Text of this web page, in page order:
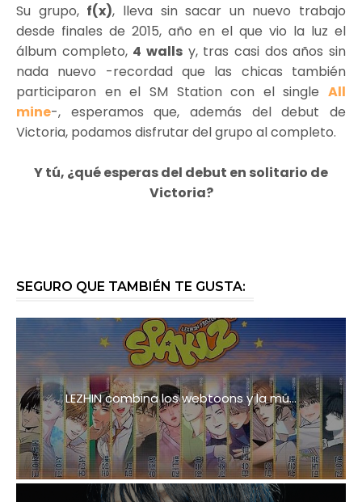
Su grupo, f(x), lleva sin sacar un nuevo trabajo
desde finales de 2015, año en el que vio la luz el
álbum completo, 4 walls y, tras casi dos años sin
nada nuevo -recordad que las chicas también
participaron en el SM Station con el single All
mine-, esperamos que, además del debut de
Victoria, podamos disfrutar del grupo al completo.
Y tú, ¿qué esperas del debut en solitario de
Victoria?
SEGURO QUE TAMBIÉN TE GUSTA:
LEZHIN combina los webtoons y la mú...